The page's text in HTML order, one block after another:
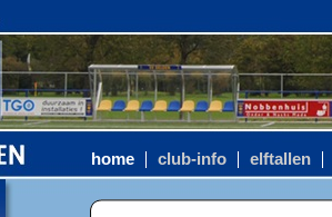
home club-info elftallen